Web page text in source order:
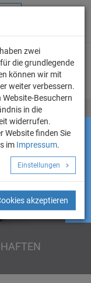
Angebot anfordern!
zwei
die grundlegende
können wir mit
weiter verbessern.
Besuchern
in die
widerrufen.
Website finden Sie
im Impressum.
Einstellungen
akzeptieren